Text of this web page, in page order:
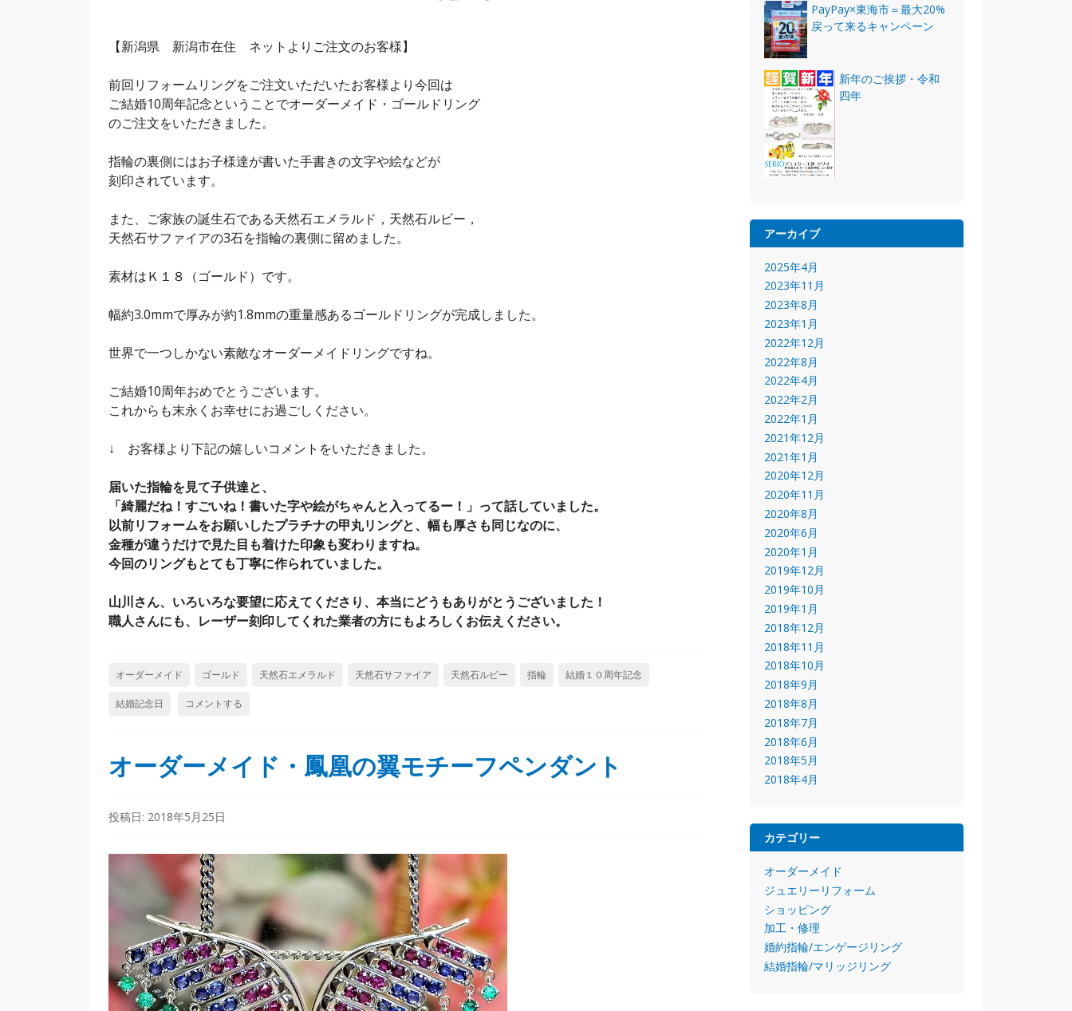
【新潟県 新潟市在住 ネットよりご注文のお客様】
前回リフォームリングをご注文いただいたお客様より今回は
ご結婚10周年記念ということでオーダーメイド・ゴールドリング
のご注文をいただきました。
指輪の裏側にはお子様達が書いた手書きの文字や絵などが
刻印されています。
また、ご家族の誕生石である天然石エメラルド，天然石ルビー，
天然石サファイアの3石を指輪の裏側に留めました。
素材はＫ１８（ゴールド）です。
幅約3.0mmで厚みが約1.8mmの重量感あるゴールドリングが完成しました。
世界で一つしかない素敵なオーダーメイドリングですね。
ご結婚10周年おめでとうございます。
これからも末永くお幸せにお過ごしください。
↓ お客様より下記の嬉しいコメントをいただきました。
届いた指輪を見て子供達と、
「綺麗だね！すごいね！書いた字や絵がちゃんと入ってるー！」って話していました。
以前リフォームをお願いしたプラチナの甲丸リングと、幅も厚さも同じなのに、
金種が違うだけで見た目も着けた印象も変わりますね。
今回のリングもとても丁寧に作られていました。
山川さん、いろいろな要望に応えてくださり、本当にどうもありがとうございました！
職人さんにも、レーザー刻印してくれた業者の方にもよろしくお伝えください。
オーダーメイド ゴールド 天然石エメラルド 天然石サファイア 天然石ルビー 指輪 結婚１０周年記念
結婚記念日 コメントする
オーダーメイド・鳳凰の翼モチーフペンダント
投稿日: 2018年5月25日
PayPay×東海市＝最大20%
戻って来るキャンペーン
新年のご挨拶・令和
四年
アーカイブ
2025年4月
2023年11月
2023年8月
2023年1月
2022年12月
2022年8月
2022年4月
2022年2月
2022年1月
2021年12月
2021年1月
2020年12月
2020年11月
2020年8月
2020年6月
2020年1月
2019年12月
2019年10月
2019年1月
2018年12月
2018年11月
2018年10月
2018年9月
2018年8月
2018年7月
2018年6月
2018年5月
2018年4月
カテゴリー
オーダーメイド
ジュエリーリフォーム
ショッピング
加工・修理
婚約指輪/エンゲージリング
結婚指輪/マリッジリング